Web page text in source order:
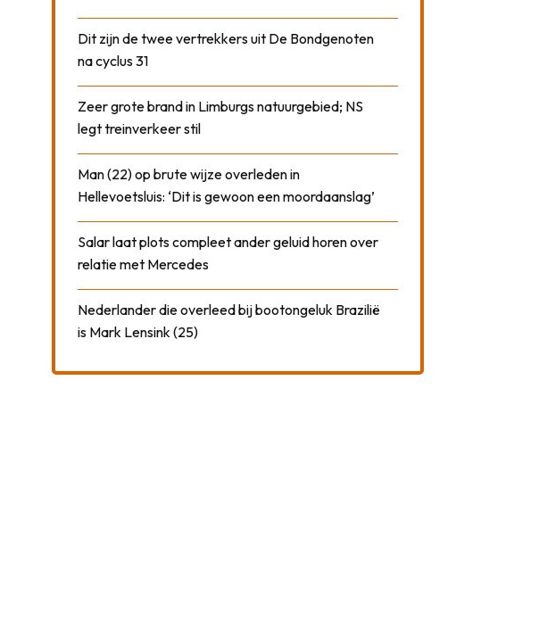
Dit zijn de twee vertrekkers uit De Bondgenoten
na cyclus 31
Zeer grote brand in Limburgs natuurgebied; NS
legt treinverkeer stil
Man (22) op brute wijze overleden in
Hellevoetsluis: ‘Dit is gewoon een moordaanslag’
Salar laat plots compleet ander geluid horen over
relatie met Mercedes
Nederlander die overleed bij bootongeluk Brazilië
is Mark Lensink (25)